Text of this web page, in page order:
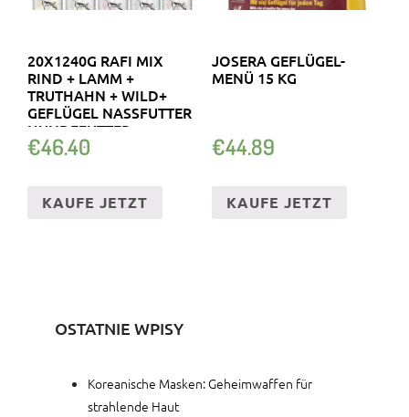
20X1240G RAFI MIX
RIND + LAMM +
TRUTHAHN + WILD+
GEFLÜGEL NASSFUTTER
HUNDEFUTTER
€46.40
KAUFE JETZT
JOSERA GEFLÜGEL-
MENÜ 15 KG
€44.89
KAUFE JETZT
OSTATNIE WPISY
Koreanische Masken: Geheimwaffen für
strahlende Haut